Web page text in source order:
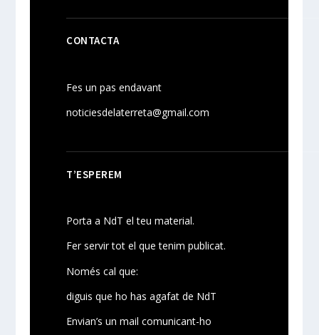
CONTACTA
Fes un pas endavant
noticiesdelaterreta@gmail.com
T’ESPEREM
Porta a NdT el teu material.
Fer servir tot el que tenim publicat.
Només cal que:
diguis que ho has agafat de NdT
Envian’s un mail comunicant-ho